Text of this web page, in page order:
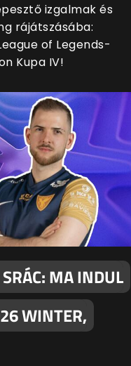
izgalmak és
rájátszásába:
of Legends-
Kupa IV!
MA INDUL
WINTER,